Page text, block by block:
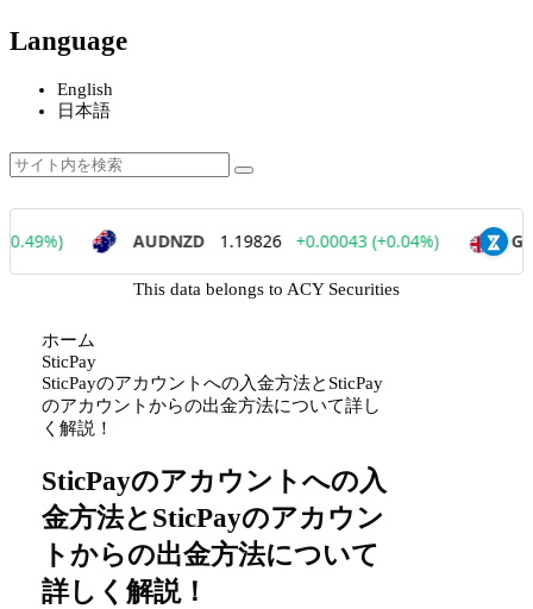
Language
English
日本語
This data belongs to ACY Securities
ホーム
SticPay
SticPayのアカウントへの入金方法とSticPay
のアカウントからの出金方法について詳し
く解説！
SticPayのアカウントへの入
金方法とSticPayのアカウン
トからの出金方法について
詳しく解説！